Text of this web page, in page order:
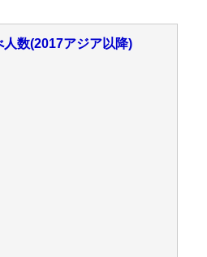
数(2017アジア以降)